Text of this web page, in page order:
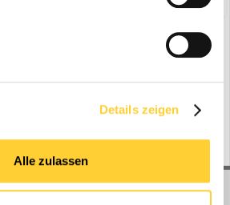
Details zeigen
Alle zulassen